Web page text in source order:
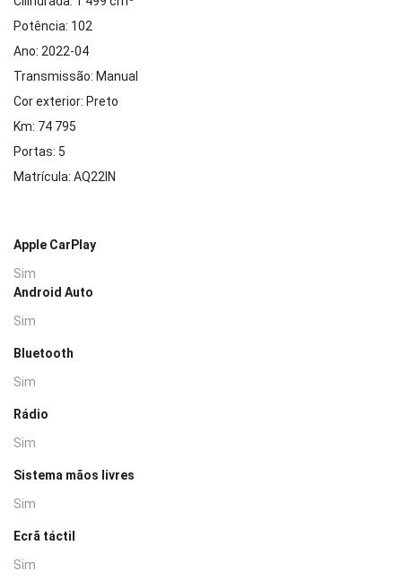
Potência: 102
Ano: 2022-04
Transmissão: Manual
Cor exterior: Preto
Km: 74 795
Portas: 5
Matrícula: AQ22IN
Apple CarPlay
Sim
Android Auto
Sim
Bluetooth
Sim
Rádio
Sim
Sistema mãos livres
Sim
Ecrã táctil
Sim